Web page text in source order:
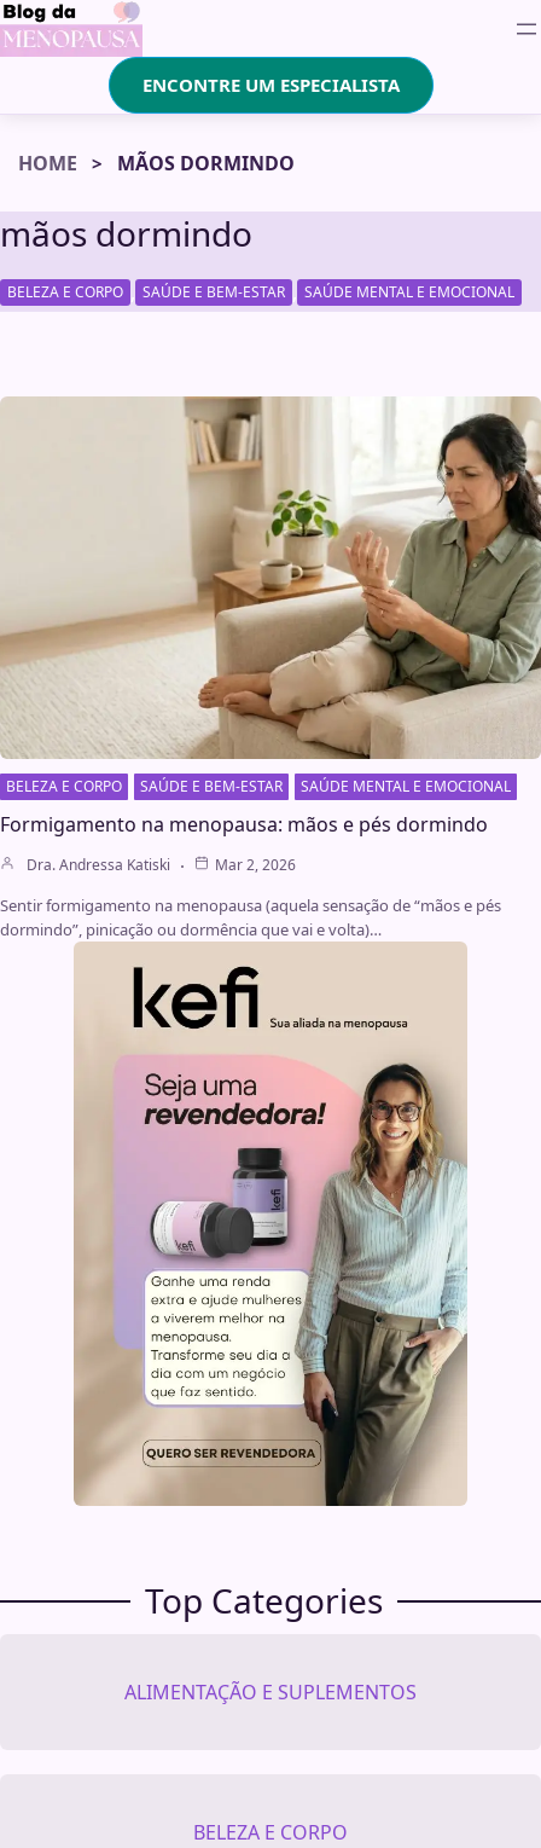
ENCONTRE UM ESPECIALISTA
HOME MÃOS DORMINDO
mãos dormindo
BELEZA E CORPO , SAÚDE E BEM-ESTAR , SAÚDE MENTAL E EMOCIONAL
BELEZA E CORPO SAÚDE E BEM-ESTAR SAÚDE MENTAL E EMOCIONAL
Formigamento na menopausa: mãos e pés dormindo
Dra. Andressa Katiski Mar 2, 2026
Sentir formigamento na menopausa (aquela sensação de “mãos e pés
dormindo”, pinicação ou dormência que vai e volta)…
Top Categories
ALIMENTAÇÃO E SUPLEMENTOS
BELEZA E CORPO